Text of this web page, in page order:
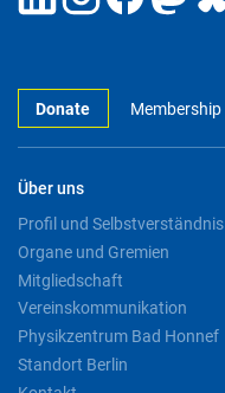
Donate Membership
Über uns
Profil und Selbstverständnis
Organe und Gremien
Mitgliedschaft
Vereinskommunikation
Physikzentrum Bad Honnef
Standort Berlin